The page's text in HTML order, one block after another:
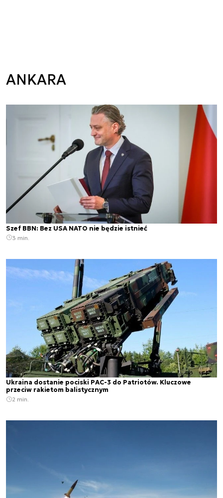
ANKARA
Szef BBN: Bez USA NATO nie będzie istnieć
3 min.
Ukraina dostanie pociski PAC-3 do Patriotów. Kluczowe
przeciw rakietom balistycznym
2 min.